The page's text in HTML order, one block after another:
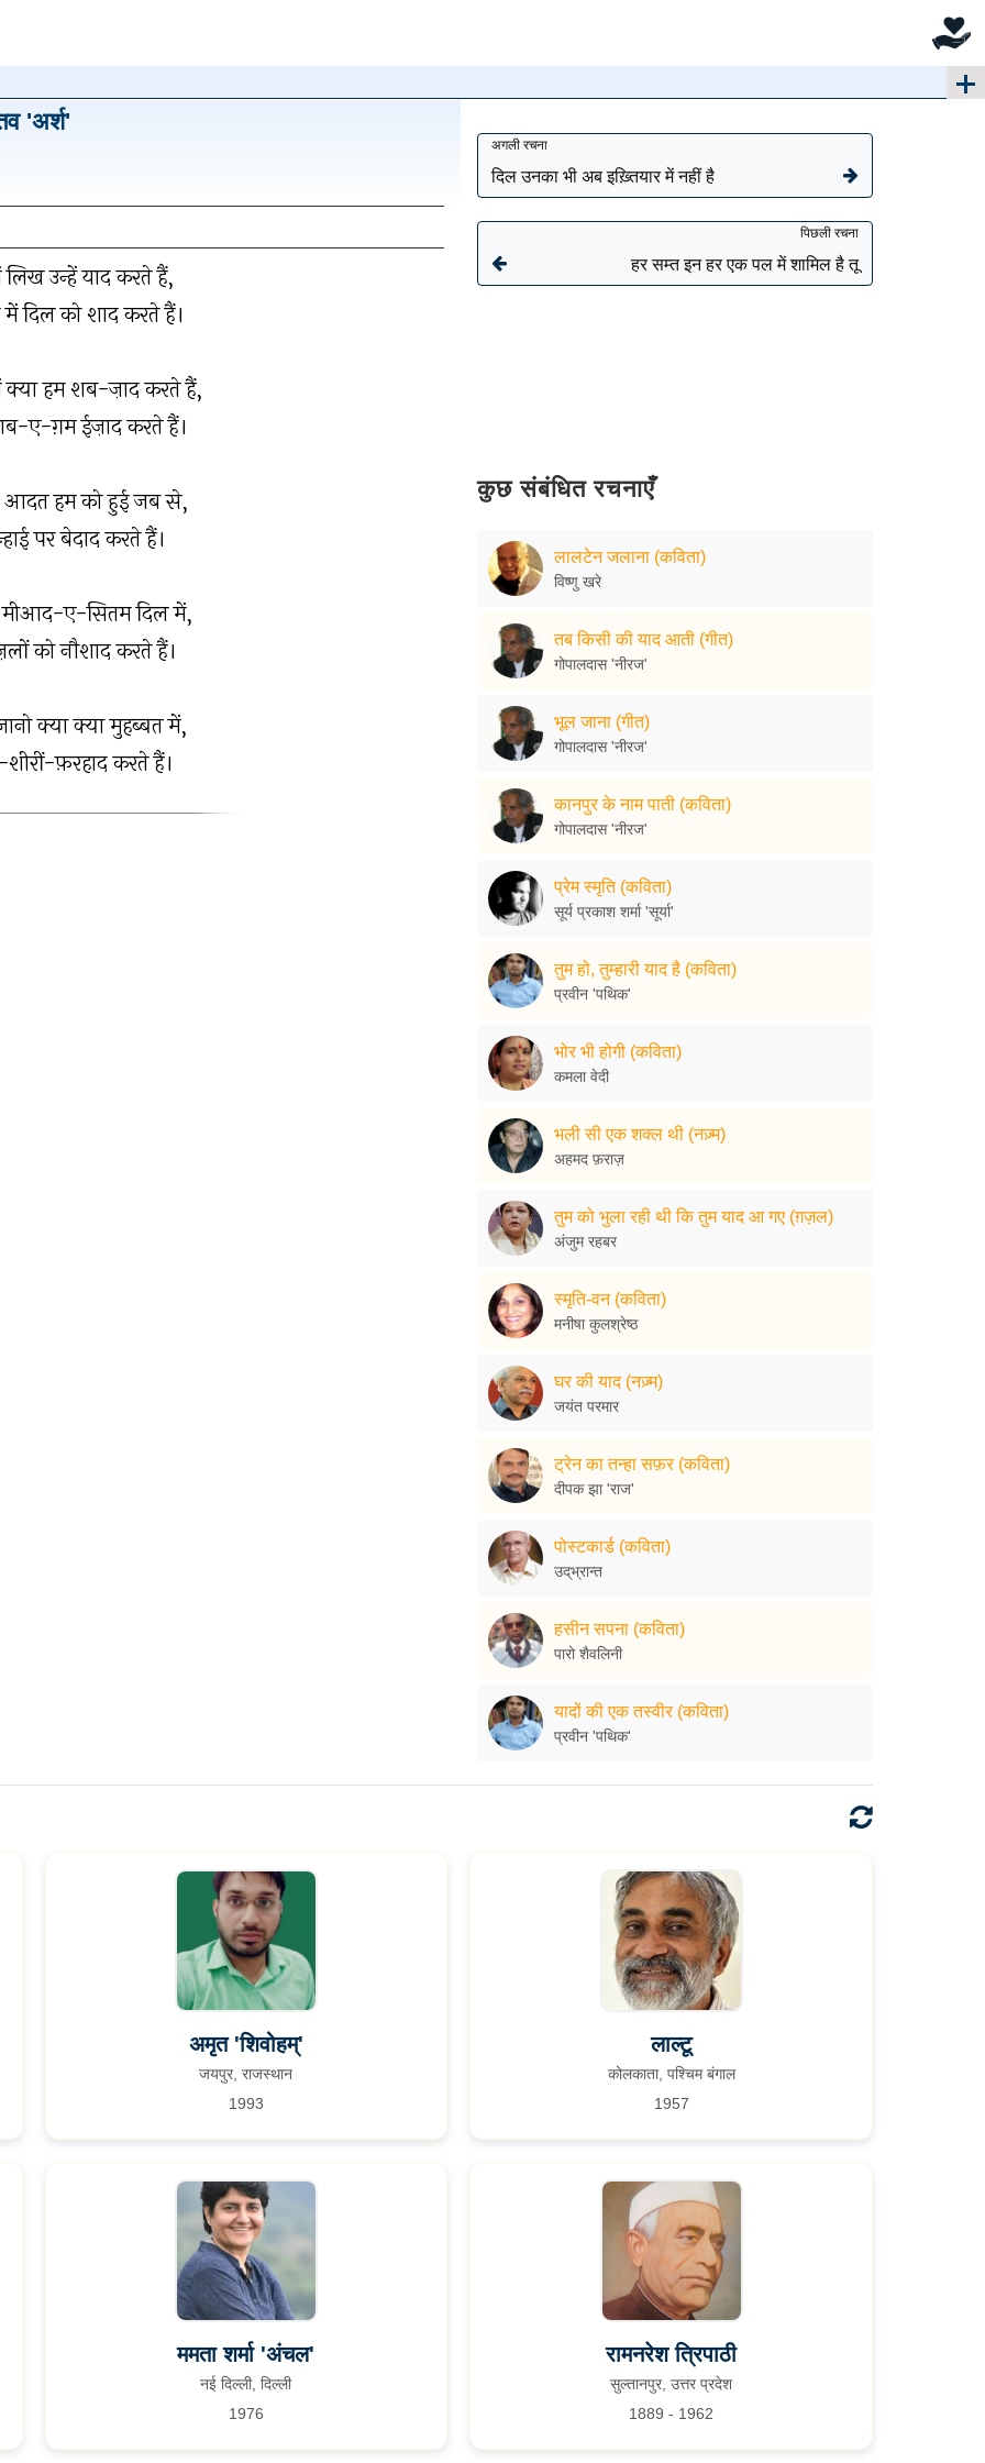
'अर्श'
उन्हें याद करते हैं,
दिल को शाद करते हैं।
हम शब-ज़ाद करते हैं,
ए-ग़म ईज़ाद करते हैं।
हम को हुई जब से,
पर बेदाद करते हैं।
मीआद-ए-सितम दिल में,
को नौशाद करते हैं।
क्या क्या मुहब्बत में,
फ़रहाद करते हैं।
अगली रचना
दिल उनका भी अब इख़्तियार में नहीं है
पिछली रचना
हर सम्त इन हर एक पल में शामिल है तू
कुछ संबंधित रचनाएँ
लालटेन जलाना (कविता)
विष्णु खरे
तब किसी की याद आती (गीत)
गोपालदास 'नीरज'
भूल जाना (गीत)
गोपालदास 'नीरज'
कानपुर के नाम पाती (कविता)
गोपालदास 'नीरज'
प्रेम स्मृति (कविता)
सूर्य प्रकाश शर्मा 'सूर्या'
तुम हो, तुम्हारी याद है (कविता)
प्रवीन 'पथिक'
भोर भी होगी (कविता)
कमला वेदी
भली सी एक शक्ल थी (नज़्म)
अहमद फ़राज़
तुम को भुला रही थी कि तुम याद आ गए (ग़ज़ल)
अंजुम रहबर
स्मृति-वन (कविता)
मनीषा कुलश्रेष्ठ
घर की याद (नज़्म)
जयंत परमार
ट्रेन का तन्हा सफ़र (कविता)
दीपक झा 'राज'
पोस्टकार्ड (कविता)
उद्‌भ्रान्त
हसीन सपना (कविता)
पारो शैवलिनी
यादों की एक तस्वीर (कविता)
प्रवीन 'पथिक'
अमृत 'शिवोहम्'
जयपुर, राजस्थान
1993
लाल्टू
कोलकाता, पश्चिम बंगाल
1957
ममता शर्मा 'अंचल'
नई दिल्ली, दिल्ली
1976
रामनरेश त्रिपाठी
सुल्तानपुर, उत्तर प्रदेश
1889 - 1962
क्लिक
हटाएँ